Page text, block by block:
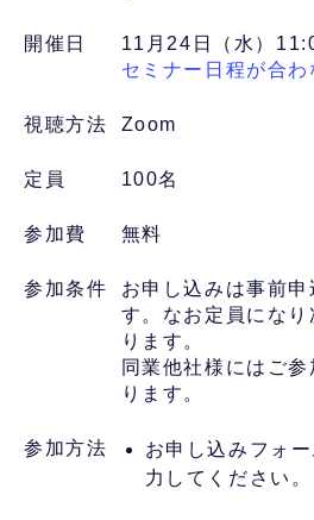
開催日
11月24日（水）
セミナー日程が合わ
視聴方法 Zoom
定員 100名
参加費 無料
参加条件
お申し込みは事前
す。なお定員にな
ります。
同業他社様にはご
ります。
参加方法
お申し込みフォ
力してください。